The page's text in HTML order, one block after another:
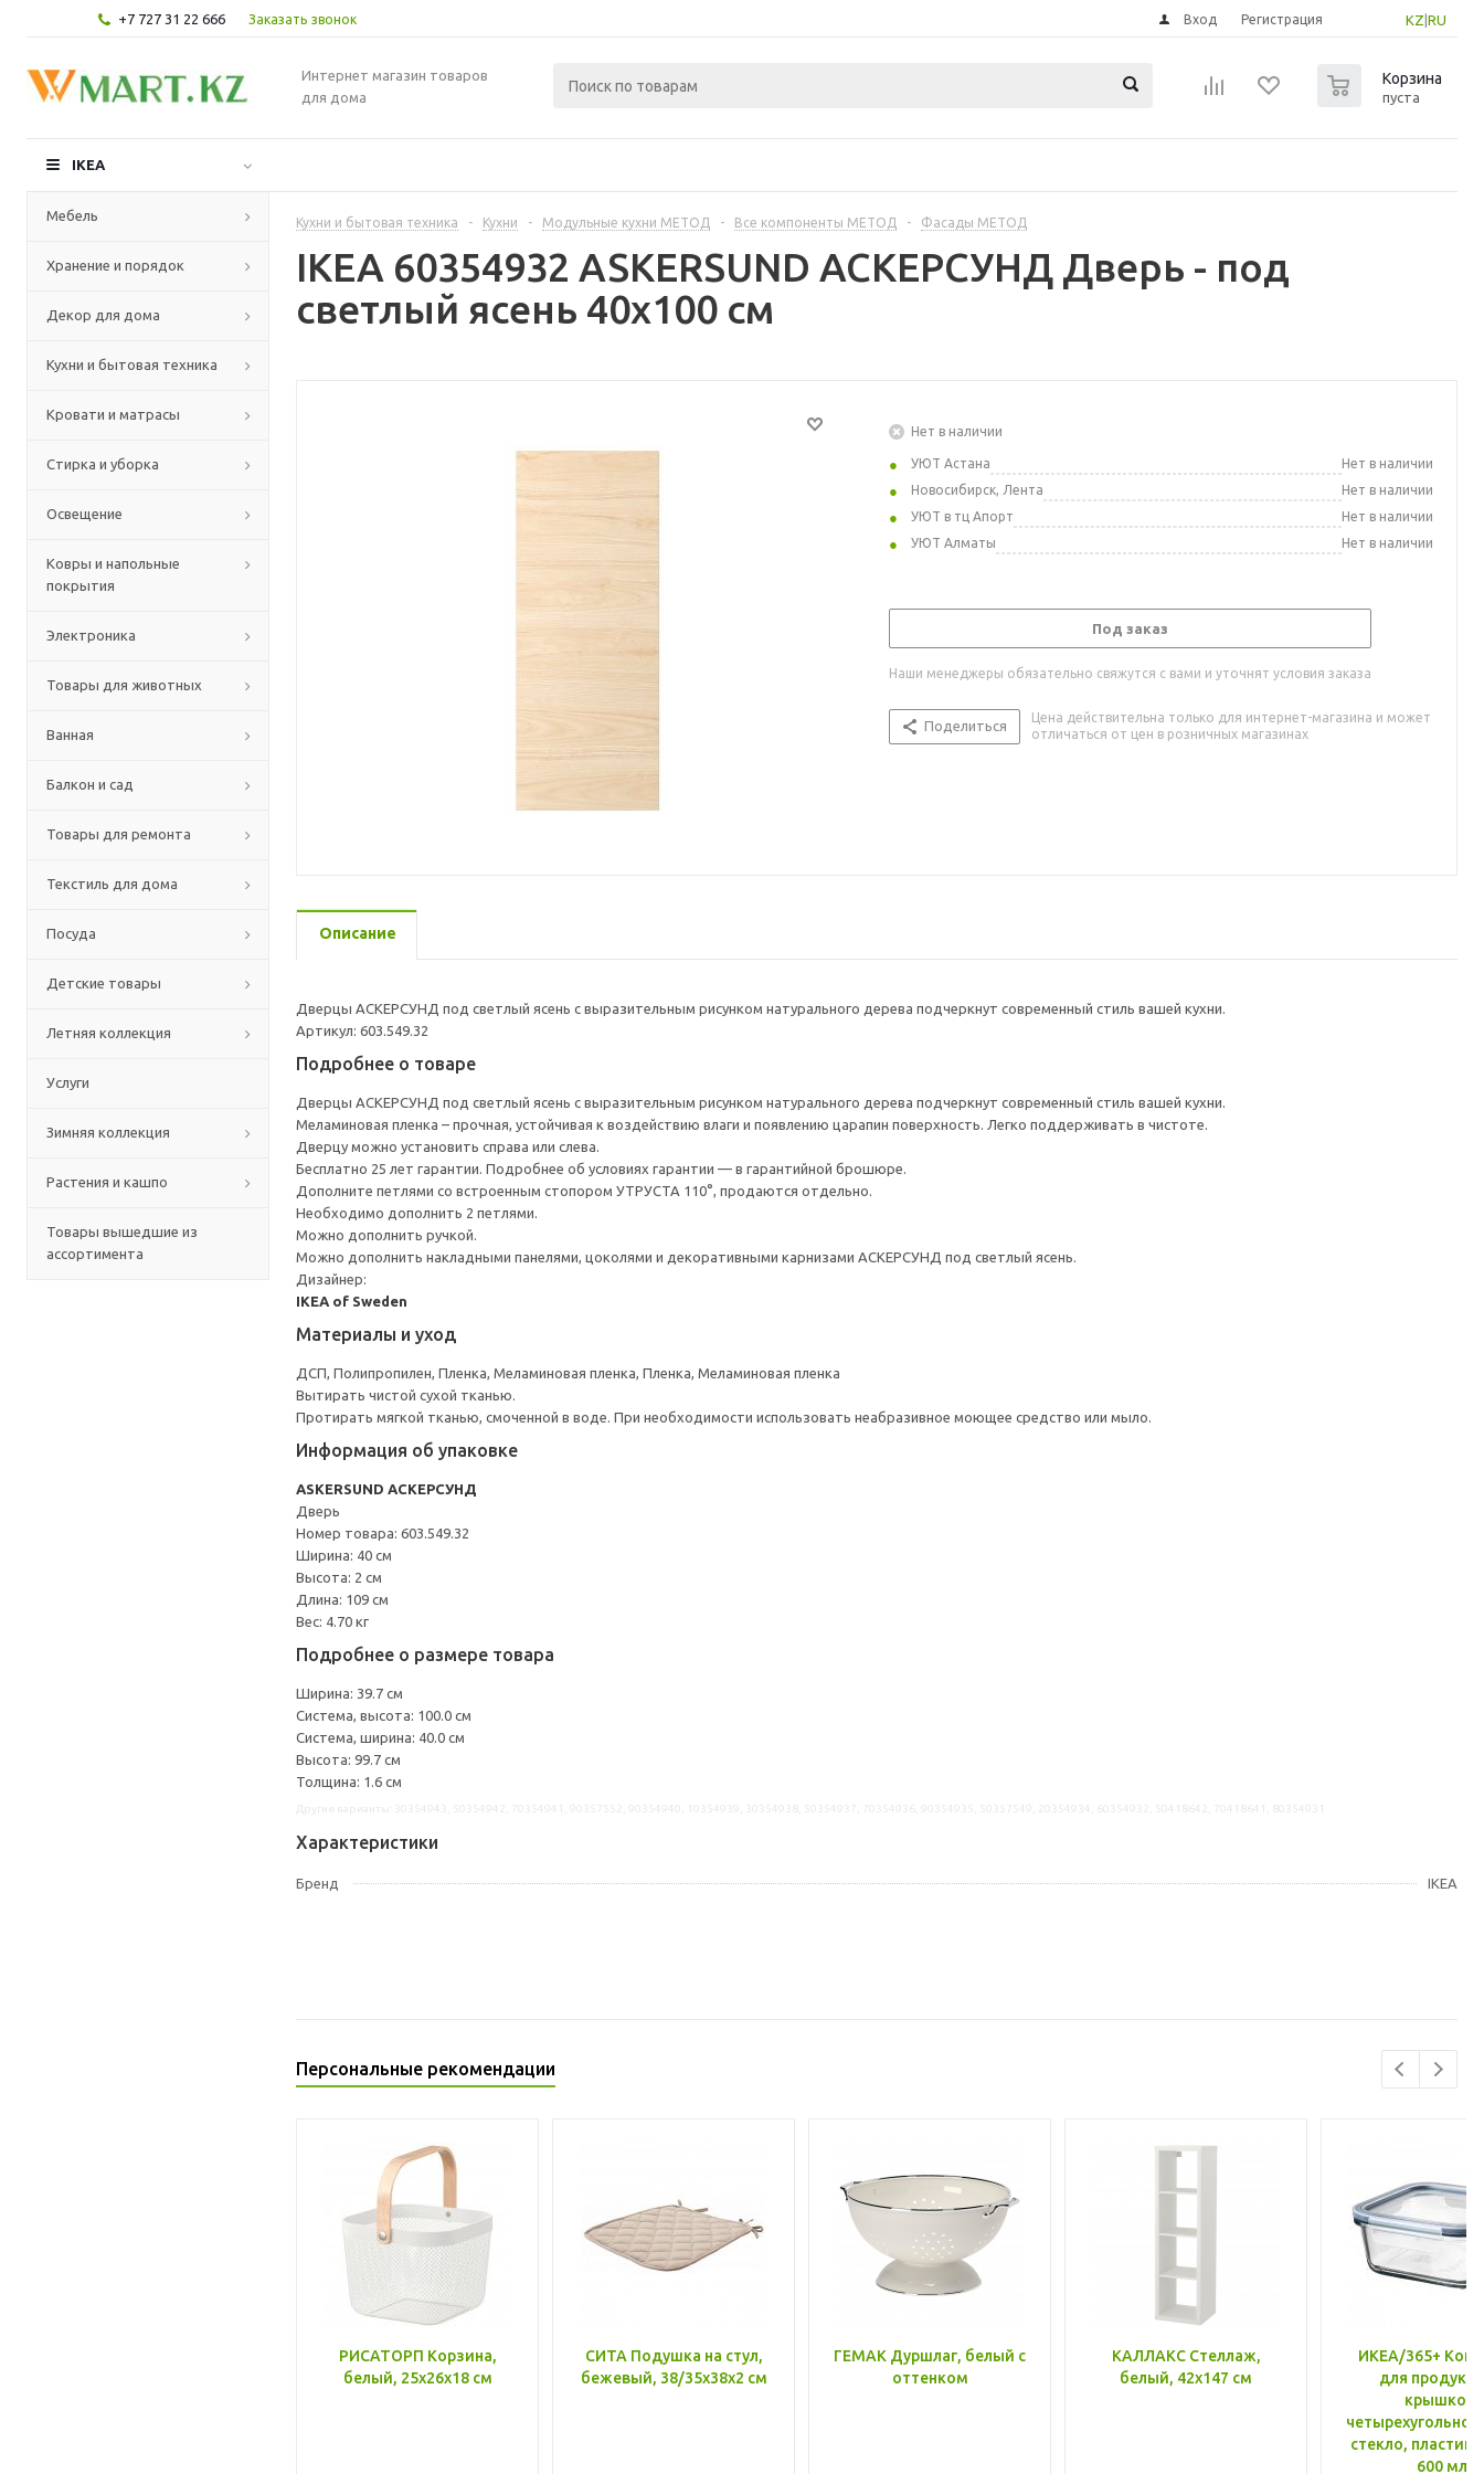
+7 727 31 22 666 Заказать звонок KZ RU
Вход Регистрация
Интернет магазин товаров
для дома
Корзина
пуста
IKEA
Мебель
Хранение и порядок
Декор для дома
Кухни и бытовая техника
Кровати и матрасы
Стирка и уборка
Освещение
Ковры и напольные
покрытия
Электроника
Товары для животных
Ванная
Балкон и сад
Товары для ремонта
Текстиль для дома
Посуда
Детские товары
Летняя коллекция
Услуги
Зимняя коллекция
Растения и кашпо
Товары вышедшие из
ассортимента
Кухни и бытовая техника - Кухни - Модульные кухни МЕТОД - Все компоненты МЕТОД - Фасады МЕТОД
IKEA 60354932 ASKERSUND АСКЕРСУНД Дверь - под
светлый ясень 40x100 см
Нет в наличии
УЮТ Астана
Нет в наличии
Новосибирск, Лента
Нет в наличии
УЮТ в тц Апорт
Нет в наличии
УЮТ Алматы
Нет в наличии
Под заказ
Наши менеджеры обязательно свяжутся с вами и уточнят условия заказа
Поделиться
Цена действительна только для интернет-магазина и может
отличаться от цен в розничных магазинах
Описание
Дверцы АСКЕРСУНД под светлый ясень с выразительным рисунком натурального дерева подчеркнут современный стиль вашей кухни.
Артикул: 603.549.32
Подробнее о товаре
Дверцы АСКЕРСУНД под светлый ясень с выразительным рисунком натурального дерева подчеркнут современный стиль вашей кухни.
Меламиновая пленка – прочная, устойчивая к воздействию влаги и появлению царапин поверхность. Легко поддерживать в чистоте.
Дверцу можно установить справа или слева.
Бесплатно 25 лет гарантии. Подробнее об условиях гарантии — в гарантийной брошюре.
Дополните петлями со встроенным стопором УТРУСТА 110°, продаются отдельно.
Необходимо дополнить 2 петлями.
Можно дополнить ручкой.
Можно дополнить накладными панелями, цоколями и декоративными карнизами АСКЕРСУНД под светлый ясень.
Дизайнер:
IKEA of Sweden
Материалы и уход
ДСП, Полипропилен, Пленка, Меламиновая пленка, Пленка, Меламиновая пленка
Вытирать чистой сухой тканью.
Протирать мягкой тканью, смоченной в воде. При необходимости использовать неабразивное моющее средство или мыло.
Информация об упаковке
ASKERSUND АСКЕРСУНД
Дверь
Номер товара: 603.549.32
Ширина: 40 см
Высота: 2 см
Длина: 109 см
Вес: 4.70 кг
Подробнее о размере товара
Ширина: 39.7 см
Система, высота: 100.0 см
Система, ширина: 40.0 см
Высота: 99.7 см
Толщина: 1.6 см
Характеристики
Бренд IKEA
Персональные рекомендации
РИСАТОРП Корзина,
белый, 25x26x18 см
СИТА Подушка на стул,
бежевый, 38/35x38x2 см
ГЕМАК Дуршлаг, белый с
оттенком
КАЛЛАКС Стеллаж,
белый, 42x147 см
ИКЕА/365+
для
крышкой,
стекло, пластик
600 мл